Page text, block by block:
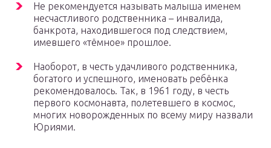
Не рекомендуется называть малыша именем
несчастливого родственника – инвалида,
банкрота, находившегося под следствием,
имевшего «тёмное» прошлое.
Наоборот, в честь удачливого родственника,
богатого и успешного, именовать ребёнка
рекомендовалось. Так, в 1961 году, в честь
первого космонавта, полетевшего в космос,
многих новорожденных по всему миру назвали
Юриями.